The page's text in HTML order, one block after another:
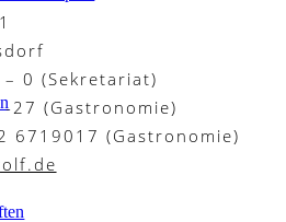
0 (Sekretariat)
27 (Gastronomie)
6719017 (Gastronomie)